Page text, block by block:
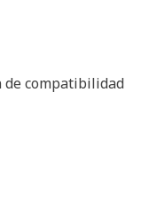
de compatibilidad